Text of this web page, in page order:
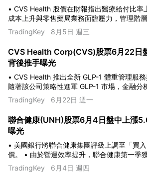
• CVS Health 股價在財報指出醫療給付比率
成本上升與零售藥局業務面臨壓力，管理階
引。 • 監管機構對藥物福利管理人 (PBM) 業
了顯著的政策不確定性。
TradingKey 8月5日 週三
CVS Health Corp(CVS)股票6月22日
背後推手曝光
• CVS Health 推出全新 GLP-1 體重管理服
隨著該公司策略性進軍 GLP-1 市場，金融分
價。 • 在持續進行營運重組之際，CVS 公布
了財測指引。
TradingKey 6月22日 週一
聯合健康(UNH)股票6月4日盤中上漲
曝光
• 美國銀行將聯合健康集團評級上調至「買
價。 • 由於營運效率提升，聯合健康第一季
• AI 投資與調增股息顯示出公司信心及對股東
TradingKey 6月4日 週四